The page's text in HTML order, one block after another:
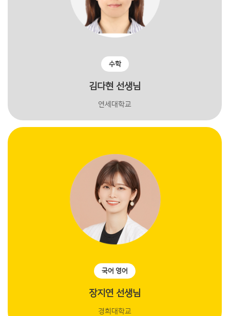
수학
김다현 선생님
연세대학교
국어 영어
장지연 선생님
경희대학교